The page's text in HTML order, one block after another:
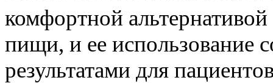
комфортной
пищи, и ее использование
результатами для